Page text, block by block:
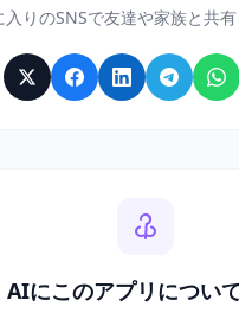
入りのSNSで友達や家族と共有
AIにこのアプリについ